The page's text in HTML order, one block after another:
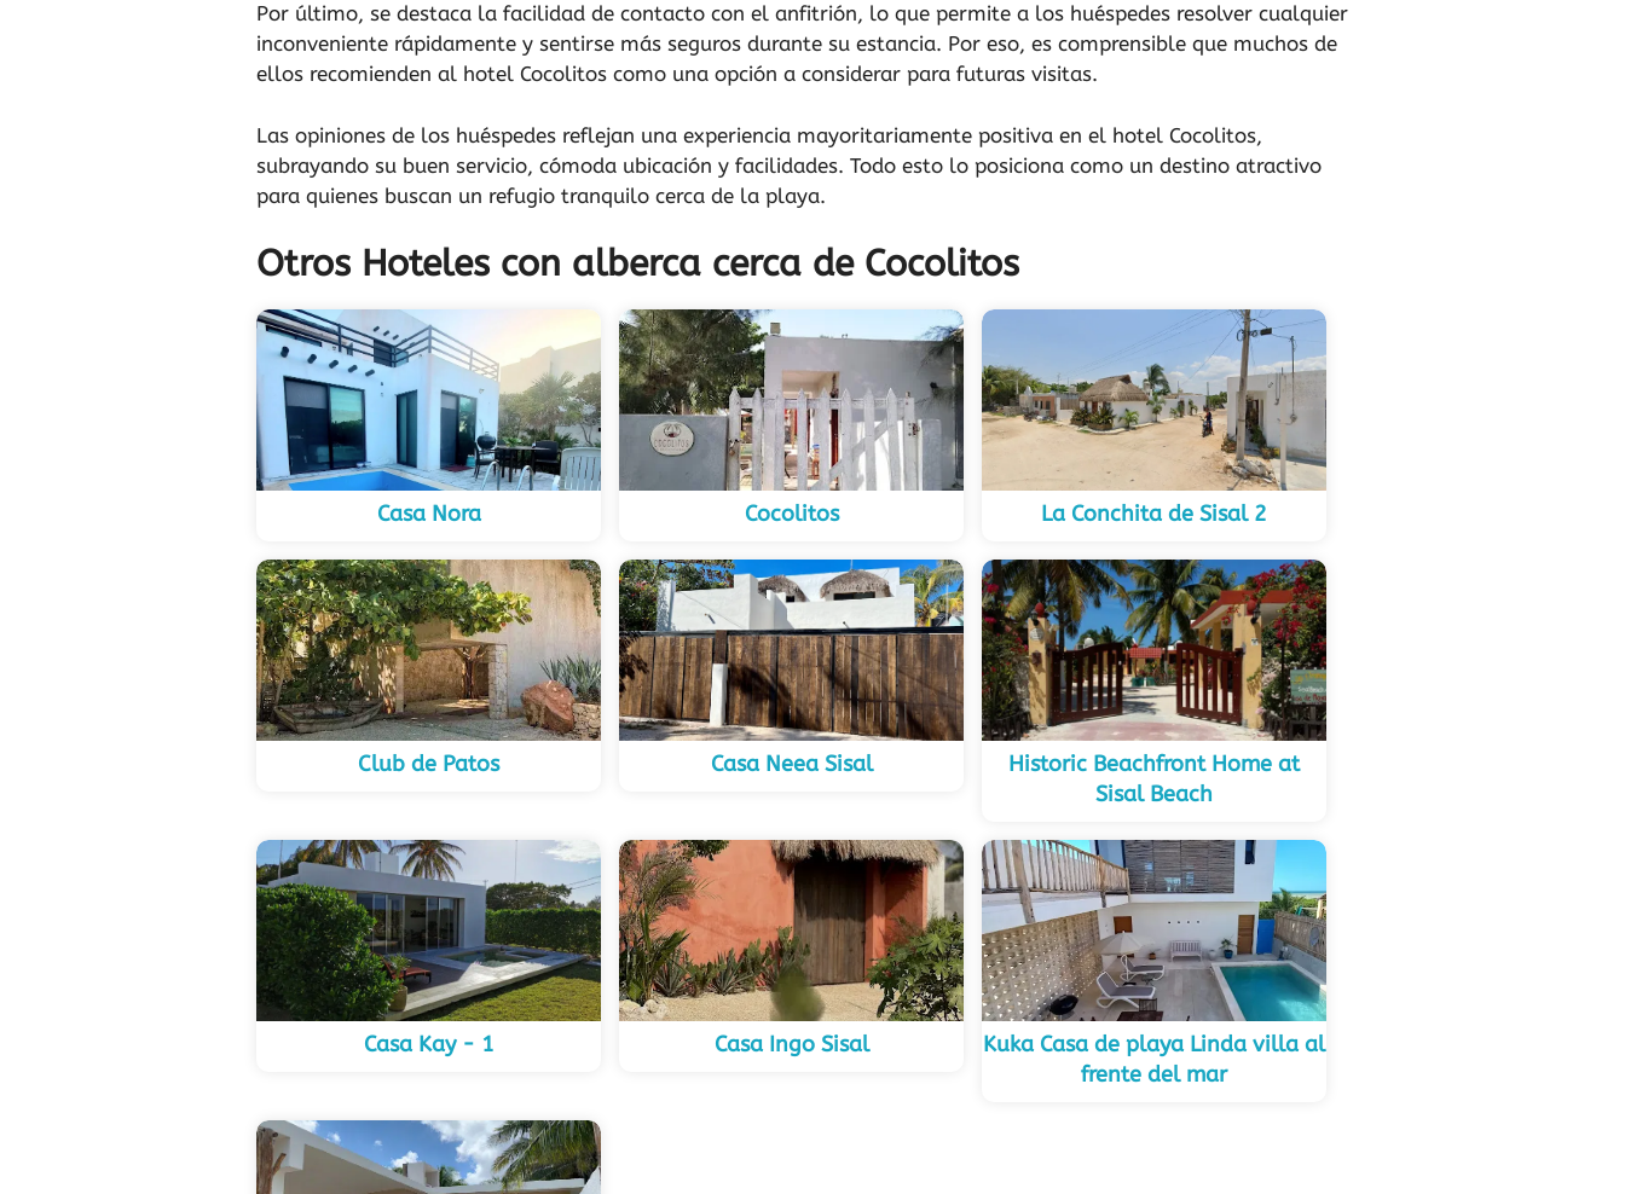
Por último, se destaca la facilidad de contacto con el anfitrión, lo que permite a los huéspedes resolver cualquier
inconveniente rápidamente y sentirse más seguros durante su estancia. Por eso, es comprensible que muchos de
ellos recomienden al hotel Cocolitos como una opción a considerar para futuras visitas.
Las opiniones de los huéspedes reflejan una experiencia mayoritariamente positiva en el hotel Cocolitos,
subrayando su buen servicio, cómoda ubicación y facilidades. Todo esto lo posiciona como un destino atractivo
para quienes buscan un refugio tranquilo cerca de la playa.
Otros Hoteles con alberca cerca de Cocolitos
Casa Nora Cocolitos La Conchita de Sisal 2
Club de Patos Casa Neea Sisal
Historic Beachfront Home at
Sisal Beach
Casa Kay - 1 Casa Ingo Sisal
Kuka Casa de playa Linda villa al
frente del mar